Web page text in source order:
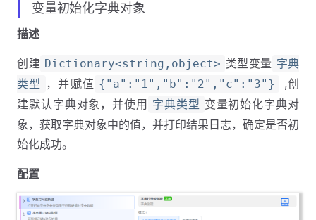
变量初始化字典对象
描述
创建 Dictionary<string,object> 类型变量 字典
类型 ，并赋值 {"a":"1","b":"2","c":"3"}
,创
建默认字典对象，并使用 字典类型 变量初始化字典对
象，获取字典对象中的值，并打印结果日志，确定是否初
始化成功。
配置